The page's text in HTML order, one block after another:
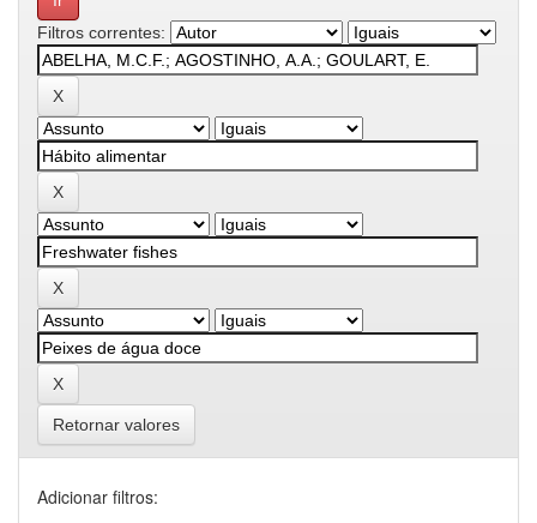
Filtros correntes:
Retornar valores
Adicionar filtros: